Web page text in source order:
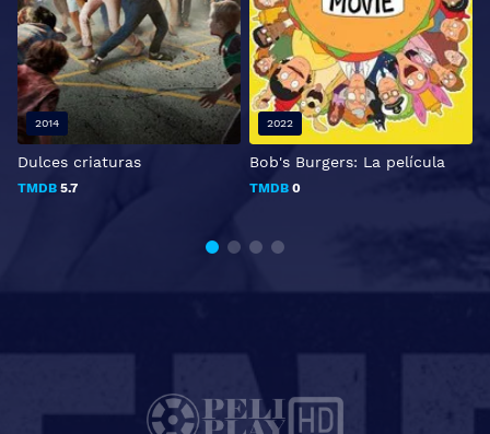
Dulces criaturas
TMDB 5.7
2014
Bob's Burgers: La película
TMDB 0
2022